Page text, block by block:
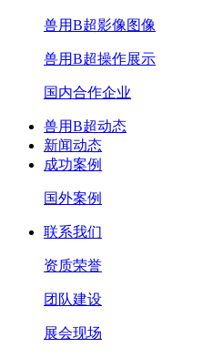
兽用B超影像图像
兽用B超操作展示
国内合作企业
兽用B超动态
新闻动态
成功案例
国外案例
联系我们
资质荣誉
团队建设
展会现场